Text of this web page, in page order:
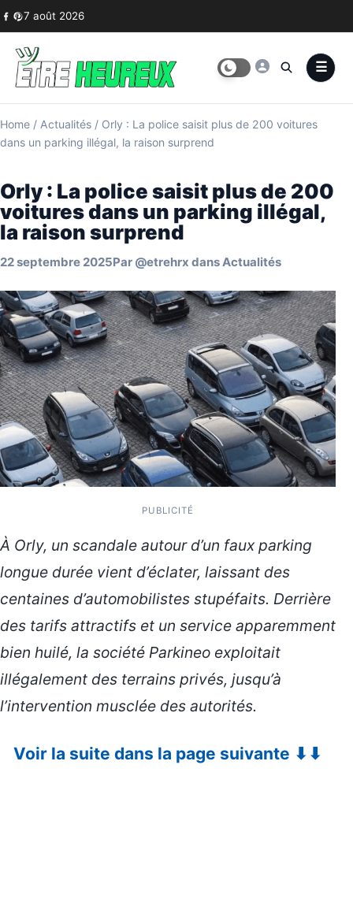
Skip to content
7 août 2026
Home / Actualités / Orly : La police saisit plus de 200 voitures
dans un parking illégal, la raison surprend
Orly : La police saisit plus de 200
voitures dans un parking illégal,
la raison surprend
22 septembre 2025Par @etrehrx dansActualités
PUBLICITÉ
À Orly, un scandale autour d’un faux parking
longue durée vient d’éclater, laissant des
centaines d’automobilistes stupéfaits. Derrière
des tarifs attractifs et un service apparemment
bien huilé, la société Parkineo exploitait
illégalement des terrains privés, jusqu’à
l’intervention musclée des autorités.
Voir la suite dans la page suivante ⬇⬇